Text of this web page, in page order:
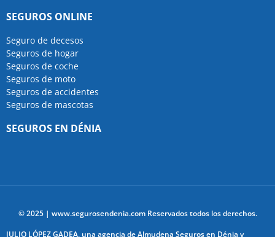
SEGUROS ONLINE
Seguro de decesos
Seguros de hogar
Seguros de coche
Seguros de moto
Seguros de accidentes
Seguros de mascotas
SEGUROS EN DÉNIA
© 2025 | www.segurosendenia.com Reservados todos los derechos.
JULIO LÓPEZ GADEA, una agencia de Almudena Seguros en Dénia y